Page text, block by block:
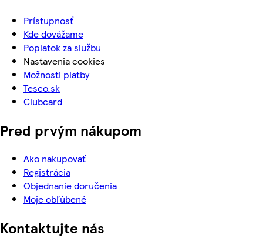
Prístupnosť
Kde dovážame
Poplatok za službu
Nastavenia cookies
Možnosti platby
Tesco.sk
Clubcard
Pred prvým nákupom
Ako nakupovať
Registrácia
Objednanie doručenia
Moje obľúbené
Kontaktujte nás